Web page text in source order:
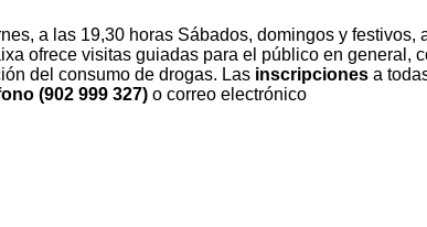
a las 19,30 horas Sábados, domingos y festivos,
ofrece visitas guiadas para el público en general,
del consumo de drogas. Las inscripciones a
(902 999 327)o correo electrónico